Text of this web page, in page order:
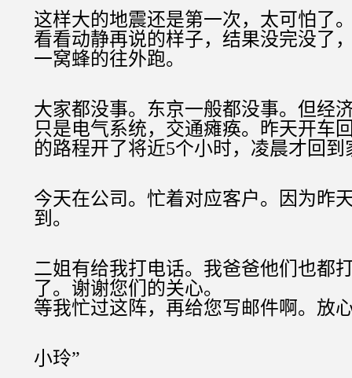
这样大的地震还是第一次，太可怕了
看看动静再说的样子，结果没完没了
一窝蜂的往外跑。
大家都没事。东京一般都没事。但经
只是电气系统，交通瘫痪。昨天开车
的路程开了将近5个小时，凌晨才回到
今天在公司。忙着对应客户。因为昨
到。
二姐有给我打电话。我爸爸他们也都
了。 谢谢您们的关心。
等我忙过这阵，再给您写邮件啊。放
小玲”